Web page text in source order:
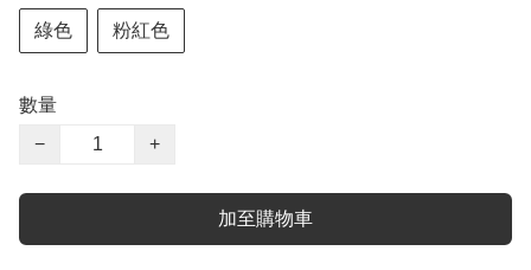
綠色 粉紅色
數量
−
+
加至購物車